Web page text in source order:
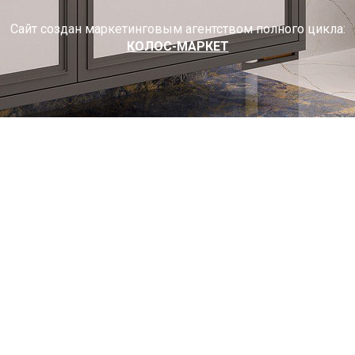
Сайт создан маркетинговым агентством полного цикла:
КОЛОС-МАРКЕТ